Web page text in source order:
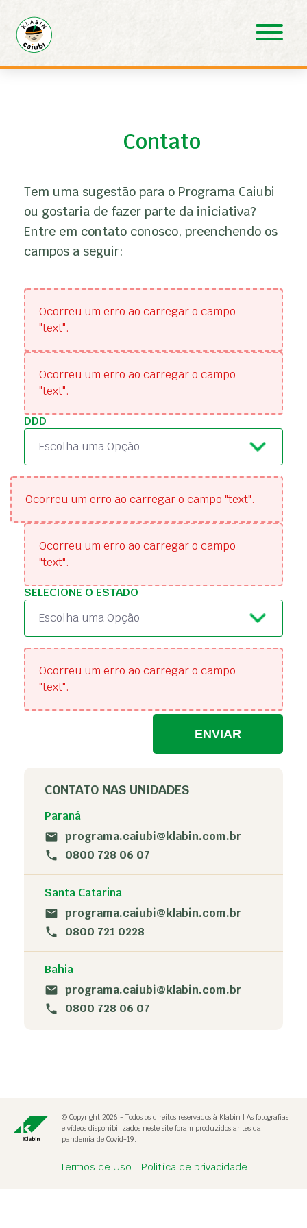
Contato
Tem uma sugestão para o Programa Caiubi
ou gostaria de fazer parte da iniciativa?
Entre em contato conosco, preenchendo os
campos a seguir:
Ocorreu um erro ao carregar o campo
"text".
Ocorreu um erro ao carregar o campo
"text".
DDD
Escolha uma Opção
Ocorreu um erro ao carregar o campo "text".
Ocorreu um erro ao carregar o campo
"text".
SELECIONE O ESTADO
Escolha uma Opção
Ocorreu um erro ao carregar o campo
"text".
ENVIAR
CONTATO NAS UNIDADES
Paraná
programa.caiubi@klabin.com.br
0800 728 06 07
Santa Catarina
programa.caiubi@klabin.com.br
0800 721 0228
Bahia
programa.caiubi@klabin.com.br
0800 728 06 07
© Copyright 2026 - Todos os direitos reservados à Klabin | As fotografias
e vídeos disponibilizados neste site foram produzidos antes da
pandemia de Covid-19.
Termos de Uso Politíca de privacidade